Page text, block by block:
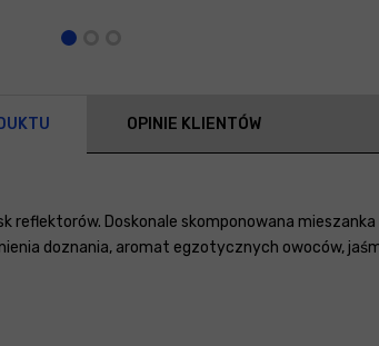
OPINIE KLIENTÓW
Doskonale skomponowana
doznania, aromat egzotycznych owoców,